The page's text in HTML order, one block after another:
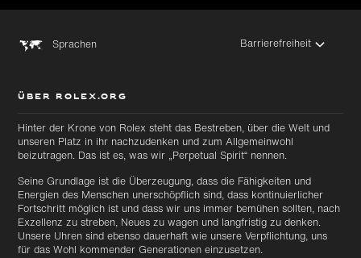
Sprachen Barrierefreiheit
ÜBER ROLEX.ORG
Hinter der Krone von Rolex steht das Bestreben, über die Welt und
unseren Platz in ihr nachzudenken und zum Allgemeinwohl
beizutragen. Das ist es, was wir „Perpetual Spirit“ nennen.
Seine Grundlage ist die Überzeugung, dass die Fähigkeiten und
Energien des Menschen unerschöpflich sind, dass kontinuierlicher
Fortschritt möglich ist und dass wir uns immer bemühen sollten, nach
Exzellenz zu streben, Neues zu wagen und langfristig zu denken.
Unsere Uhren sind ebenso dauerhaft wie unsere Verpflichtung, uns
für das Wohl kommender Generationen einzusetzen.